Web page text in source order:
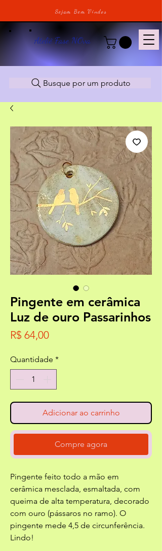
Sejam Bem Vindos
Ateliê Fase NOva
Busque por um produto
Pingente em cerâmica
Luz de ouro Passarinhos
R$ 64,00Preço
Quantidade *
Adicionar ao carrinho
Compre agora
Pingente feito todo a mão em
cerâmica mesclada, esmaltada, com
queima de alta temperatura, decorado
com ouro (pássaros no ramo). O
pingente mede 4,5 de circunferência.
Lindo!